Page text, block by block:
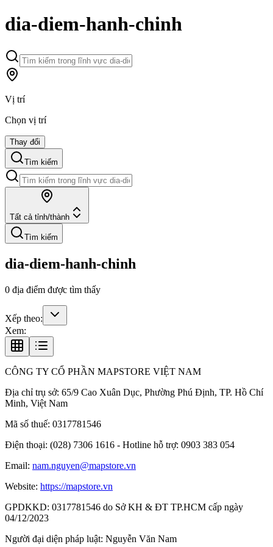
dia-diem-hanh-chinh
Vị trí
Chọn vị trí
Thay đổi
Tìm kiếm
Tất cả tỉnh/thành
Tìm kiếm
dia-diem-hanh-chinh
0 địa điểm được tìm thấy
Xếp theo:
Xem:
CÔNG TY CỔ PHẦN MAPSTORE VIỆT NAM
Địa chỉ trụ sở: 65/9 Cao Xuân Dục, Phường Phú Định, TP. Hồ Chí
Minh, Việt Nam
Mã số thuế: 0317781546
Điện thoại: (028) 7306 1616 - Hotline hỗ trợ: 0903 383 054
Email: nam.nguyen@mapstore.vn
Website: https://mapstore.vn
GPDKKD: 0317781546 do Sở KH & ĐT TP.HCM cấp ngày
04/12/2023
Người đại diện pháp luật: Nguyễn Văn Nam